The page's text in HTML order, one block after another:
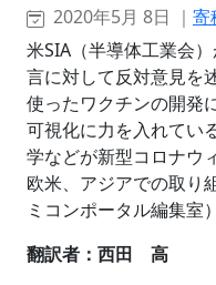
2020年5月 8日 ｜ 寄
米SIA（半導体工業会
言に対して反対意見を
使ったワクチンの開発
可視化に力を入れてい
学などが新型コロナウ
欧米、アジアでの取り
ミコンポータル編集室）
翻訳者：西田 高